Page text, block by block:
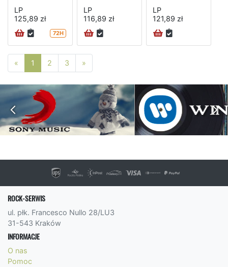
LP
125,89 zł
72H
LP
116,89 zł
LP
121,89 zł
« Poprzednia strona
1 2 3 »
ROCK-SERWIS
ul. płk. Francesco Nullo 28/LU3
31-543 Kraków
INFORMACJE
O nas
Pomoc